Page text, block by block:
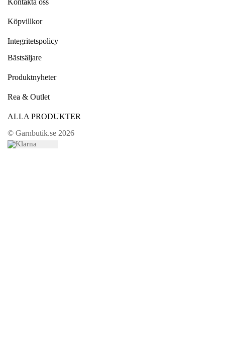
Köpvillkor
Integritetspolicy
Bästsäljare
Produktnyheter
Rea & Outlet
ALLA PRODUKTER
© Garnbutik.se 2026